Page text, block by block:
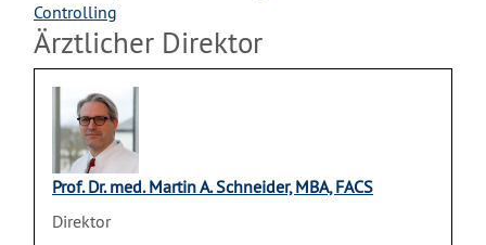
Controlling
Ärztlicher Direktor
Prof. Dr. med. Martin A. Schneider, MBA, FACS
Direktor